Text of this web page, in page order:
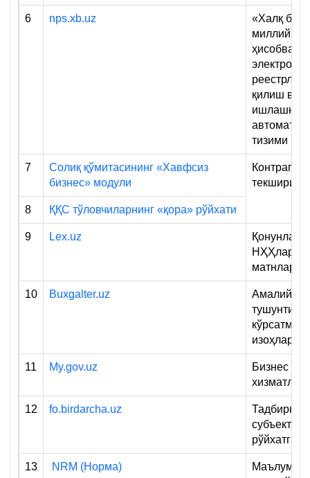
6 nps.xb.uz
«Халқ
миллий
электрон
қилиш ва
тизими
7
Солиқ қўмитасининг «Хавфсиз
бизнес» модули
текшириш
8 ҚҚС тўловчиларнинг «қора» рўйхати
9 Lex.uz
Қонунлар
матнлари
10 Buxgalter.uz
Амалий
изоҳлар
11 My.gov.uz
Бизнес
12 fo.birdarcha.uz
рўйхатга
13 NRM (Норма)